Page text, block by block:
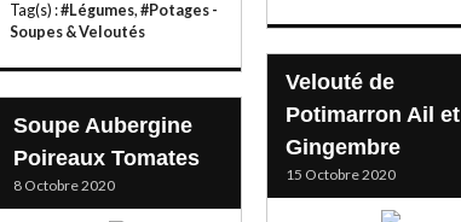
Tag(s) :#Légumes, #Potages -
Soupes & Veloutés
Velouté de
Potimarron Ail et
Gingembre
15 Octobre 2020
Soupe Aubergine
Poireaux Tomates
8 Octobre 2020